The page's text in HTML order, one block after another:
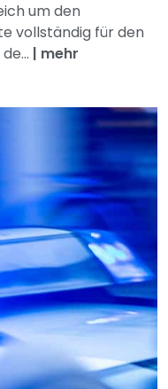
um den
vollständig für den
| mehr